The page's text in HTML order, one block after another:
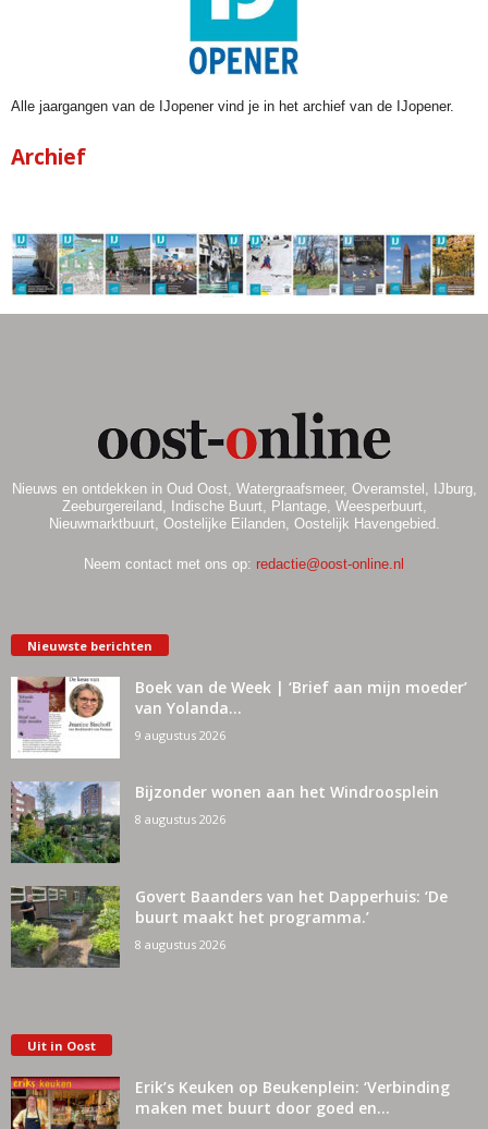
Alle jaargangen van de IJopener vind je in het archief van de IJopener.
Archief
Nieuws en ontdekken in Oud Oost, Watergraafsmeer, Overamstel, IJburg,
Zeeburgereiland, Indische Buurt, Plantage, Weesperbuurt,
Nieuwmarktbuurt, Oostelijke Eilanden, Oostelijk Havengebied.
Neem contact met ons op: redactie@oost-online.nl
Nieuwste berichten
Boek van de Week | ‘Brief aan mijn moeder’
van Yolanda...
9 augustus 2026
Bijzonder wonen aan het Windroosplein
8 augustus 2026
Govert Baanders van het Dapperhuis: ‘De
buurt maakt het programma.’
8 augustus 2026
Uit in Oost
Erik’s Keuken op Beukenplein: ‘Verbinding
maken met buurt door goed en...